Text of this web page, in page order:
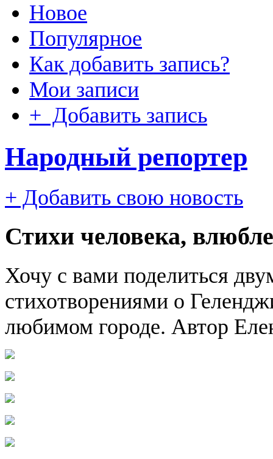
Новое
Популярное
Как добавить запись?
Мои записи
+ Добавить запись
Народный репортер
+ Добавить свою новость
Стихи человека,
Хочу с вами поделиться
стихотворениями о
любимом городе. Автор